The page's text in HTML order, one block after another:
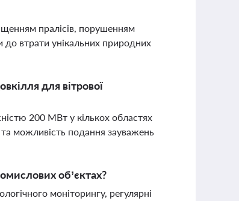
пралісів, порушенням
до втрати унікальних природних
для вітрової
200 МВт у кількох областях
та можливість подання зауважень
об’єктах?
моніторингу, регулярні